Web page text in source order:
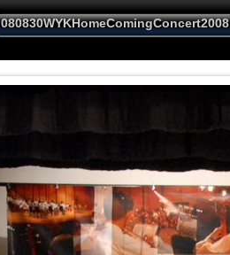
080830WYKHomeComingConcert2008